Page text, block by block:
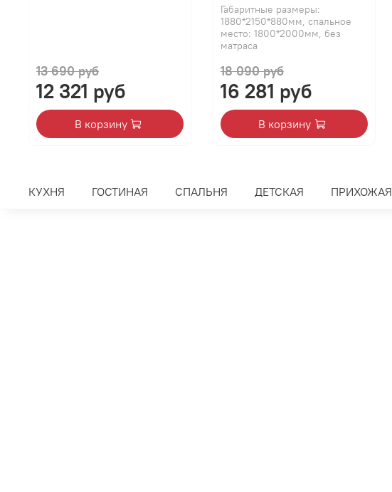
13 690 руб
12 321 руб
В корзину
Габаритные размеры:
1880*2150*880мм, спальное
место: 1800*2000мм, без
матраса
18 090 руб
16 281 руб
В корзину
КУХНЯ ГОСТИНАЯ СПАЛЬНЯ ДЕТСКАЯ ПРИХОЖАЯ